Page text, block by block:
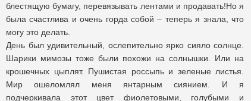
блестящую бумагу, перевязывать лентами и продавать!Но я
была счастлива и очень горда собой – теперь я знала, что
могу это делать.
День был удивительный, ослепительно ярко сияло солнце.
Шарики мимозы тоже были похожи на солнышки. Или на
крошечных цыплят. Пушистая россыпь и зеленые листья.
Мир ошеломлял меня янтарным сиянием. И я
подчеркивала этот цвет фиолетовыми, голубыми и